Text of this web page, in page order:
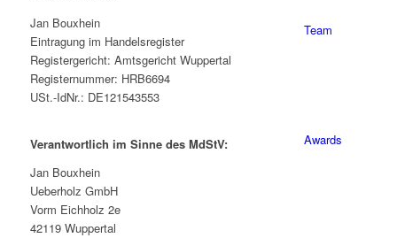
Team
Awards
Jan Bouxhein
Eintragung im Handelsregister
Registergericht: Amtsgericht Wuppertal
Registernummer: HRB6694
USt.-IdNr.: DE121543553
Verantwortlich im Sinne des MdStV:
Jan Bouxhein
Ueberholz GmbH
Vorm Eichholz 2e
42119 Wuppertal